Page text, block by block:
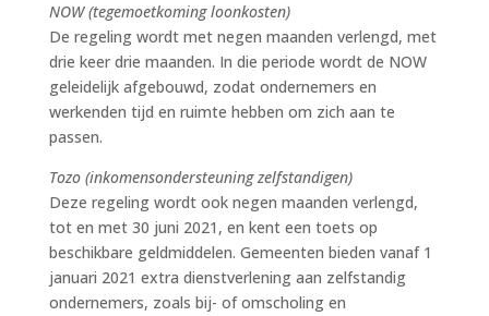
NOW (tegemoetkoming loonkosten)
De regeling wordt met negen maanden verlengd, met
drie keer drie maanden. In die periode wordt de NOW
geleidelijk afgebouwd, zodat ondernemers en
werkenden tijd en ruimte hebben om zich aan te
passen.
Tozo (inkomensondersteuning zelfstandigen)
Deze regeling wordt ook negen maanden verlengd,
tot en met 30 juni 2021, en kent een toets op
beschikbare geldmiddelen. Gemeenten bieden vanaf 1
januari 2021 extra dienstverlening aan zelfstandig
ondernemers, zoals bij- of omscholing en